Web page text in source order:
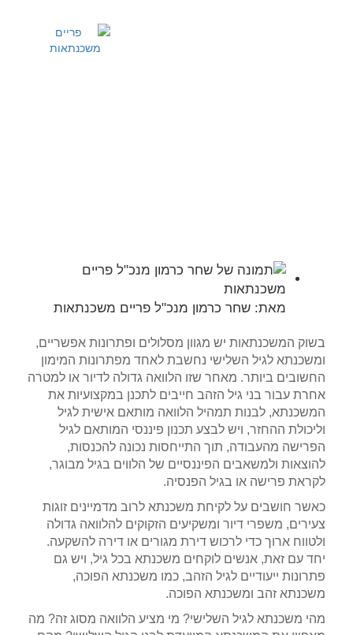
מאת: שחר כרמון מנכ"ל פריים משכנתאות
בשוק המשכנתאות יש מגוון מסלולים ופתרונות אפשריים,
ומשכנתא לגיל השלישי נחשבת לאחד מפתרונות המימון
החשובים ביותר. מאחר שזו הלוואה גדולה לדיור או למטרה
אחרת עבור בני גיל הזהב חייבים לתכנן במקצועיות את
המשכנתא, לבנות תמהיל הלוואה מותאם אישית לגיל
וליכולת ההחזר, ויש לבצע תכנון פיננסי המותאם לגיל
הפרישה מהעבודה, תוך התייחסות נכונה להכנסות,
להוצאות ולמשאבים הפיננסיים של הלווים בגיל מבוגר,
לקראת פרישה או בגיל הפנסיה.
כאשר חושבים על לקיחת משכנתא לרוב מדמיינים זוגות
צעירים, משפרי דיור ומשקיעים הזקוקים להלוואה גדולה
ולטווח ארוך כדי לרכוש דירת מגורים או דירה להשקעה.
יחד עם זאת, אנשים לוקחים משכנתא בכל גיל, ויש גם
פתרונות ייעודיים לגיל הזהב, כמו משכנתא הפוכה,
משכנתא זהב ומשכנתא הפוכה.
מהי משכנתא לגיל השלישי? מי מציע הלוואה מסוג זה? מה